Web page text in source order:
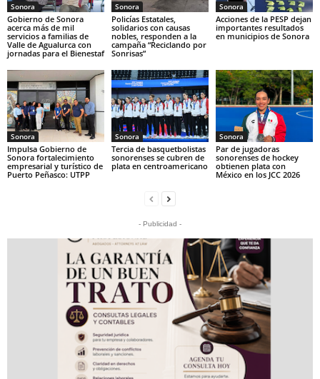
Sonora
Gobierno de Sonora
acerca más de mil
servicios a familias de
Valle de Agualurca con
jornadas para el Bienestaf
Sonora
Policías Estatales,
solidarios con causas
nobles, responden a la
campaña “Reciclando por
Sonrisas”
Sonora
Acciones de la PESP dejan
importantes resultados
en municipios de Sonora
Sonora
Impulsa Gobierno de
Sonora fortalecimiento
empresarial y turístico de
Puerto Peñasco: UTPP
Sonora
Tercia de basquetbolistas
sonorenses se cubren de
plata en centroamericano
Sonora
Par de jugadoras
sonorenses de hockey
obtienen plata con
México en los JCC 2026
- Publicidad -